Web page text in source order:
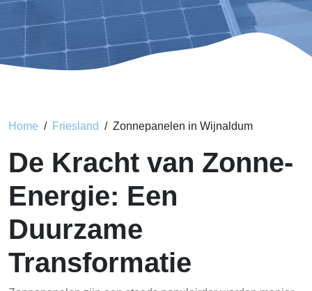
Home Friesland Zonnepanelen in Wijnaldum
De Kracht van Zonne-
Energie: Een
Duurzame
Transformatie